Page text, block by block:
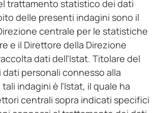
trattamento statistico dei dati
delle presenti indagini sono il
centrale per le statistiche
e il Direttore della Direzione
dati dell’Istat. Titolare del
personali connesso alla
indagini è l’Istat, il quale ha
centrali sopra indicati specifici